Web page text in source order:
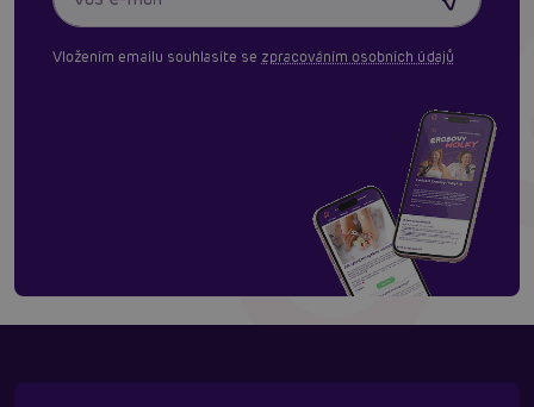
Vložením emailu souhlasíte se zpracováním osobních údajů